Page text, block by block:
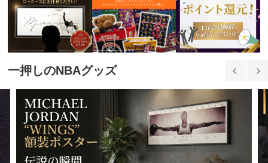
一押しのNBAグッズ